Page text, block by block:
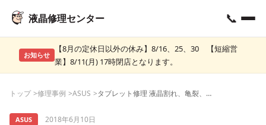
液晶修理センター 📞
お知らせ
【8月の定休日以外の休み】8/16、25、30 【短縮営
業】8/11(月) 17時閉店となります。
トップ 修理事例 ASUS タブレット修理 液晶割れ、亀裂、線、表示不良など
ASUS 2018年6月10日